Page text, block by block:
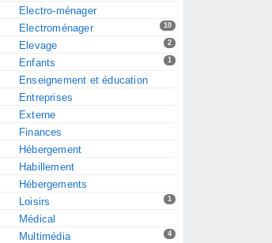
Electro-ménager
10
Electroménager
2
Elevage
1
Enfants
Enseignement et éducation
Entreprises
Externe
Finances
Hébergement
Habillement
Hébergements
1
Loisirs
Médical
4
Multimédia